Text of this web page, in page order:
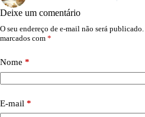
Deixe um comentário
O seu endereço de e-mail não será publicado.
marcados com *
Nome *
E-mail *